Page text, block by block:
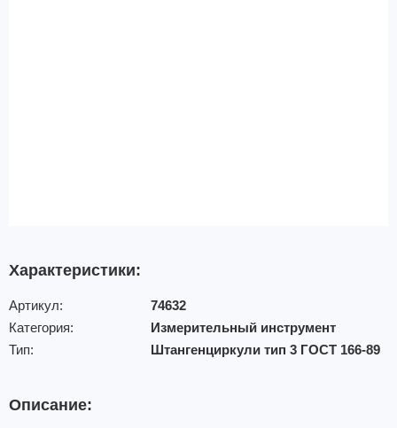
Характеристики:
Артикул:
74632
Категория:
Измерительный инструмент
Тип:
Штангенциркули тип 3 ГОСТ 166-89
Описание: